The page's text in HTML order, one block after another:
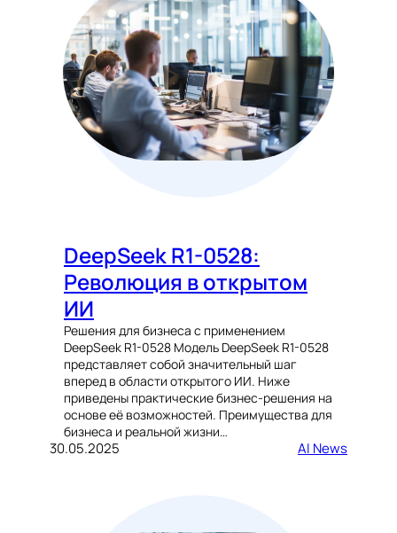
DeepSeek R1-0528:
Революция в открытом
ИИ
Решения для бизнеса с применением
DeepSeek R1-0528 Модель DeepSeek R1-0528
представляет собой значительный шаг
вперед в области открытого ИИ. Ниже
приведены практические бизнес-решения на
основе её возможностей. Преимущества для
бизнеса и реальной жизни…
30.05.2025 AI News